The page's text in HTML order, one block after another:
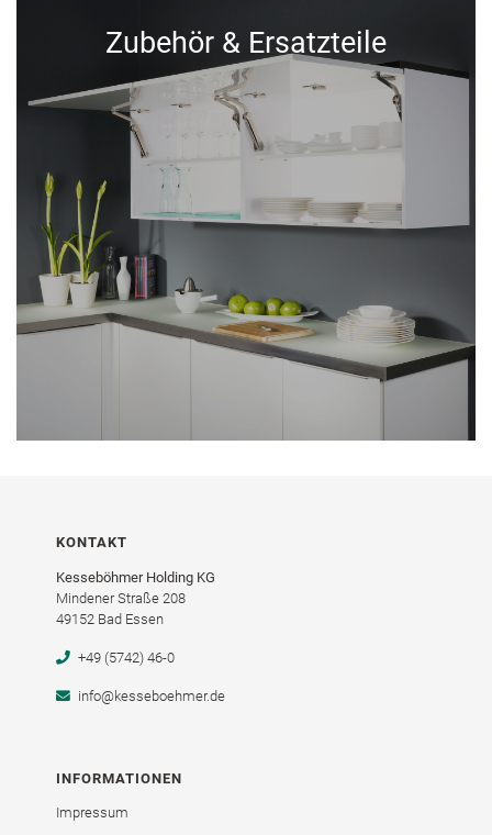
Zubehör & Ersatzteile
KONTAKT
Kesseböhmer Holding KG
Mindener Straße 208
49152 Bad Essen
+49 (5742) 46-0
info@kesseboehmer.de
INFORMATIONEN
Impressum